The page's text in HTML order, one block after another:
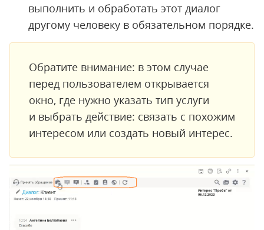
выполнить и обработать этот диалог
другому человеку в обязательном порядке.
Обратите внимание: в этом случае
перед пользователем открывается
окно, где нужно указать тип услуги
и выбрать действие: связать с похожим
интересом или создать новый интерес.